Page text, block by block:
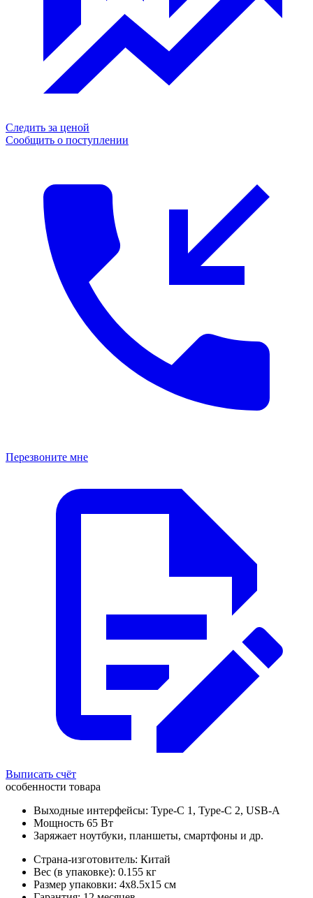
Следить за ценой
Сообщить о поступлении
Перезвоните мне
Выписать счёт
особенности товара
Выходные интерфейсы: Type-C 1, Type-C 2, USB-A
Мощность 65 Вт
Заряжает ноутбуки, планшеты, смартфоны и др.
Страна-изготовитель: Китай
Вес (в упаковке): 0.155 кг
Размер упаковки: 4x8.5x15 см